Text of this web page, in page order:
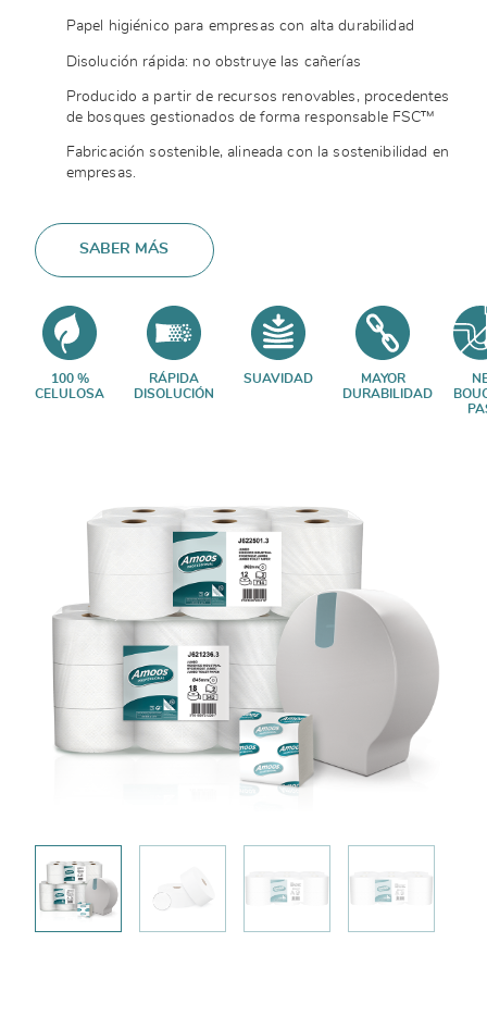
Papel higiénico para empresas con alta durabilidad
Disolución rápida: no obstruye las cañerías
Producido a partir de recursos renovables, procedentes
de bosques gestionados de forma responsable FSC™
Fabricación sostenible, alineada con la sostenibilidad en
empresas.
SABER MÁS
100 %
CELULOSA
RÁPIDA
DISOLUCIÓN
SUAVIDAD
MAYOR
DURABILIDAD